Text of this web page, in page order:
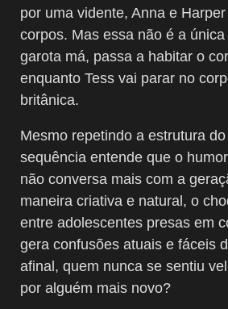
por uma vidente, Anna e
corpos. Mas essa não é a
garota má, passa a habitar o
enquanto Tess vai parar no
britânica.
Mesmo repetindo a estrutura
sequência entende que o
não conversa mais com a
maneira criativa e natural, o
entre adolescentes presas em
gera confusões atuais e fáceis
afinal, quem nunca se sentiu
por alguém mais novo?